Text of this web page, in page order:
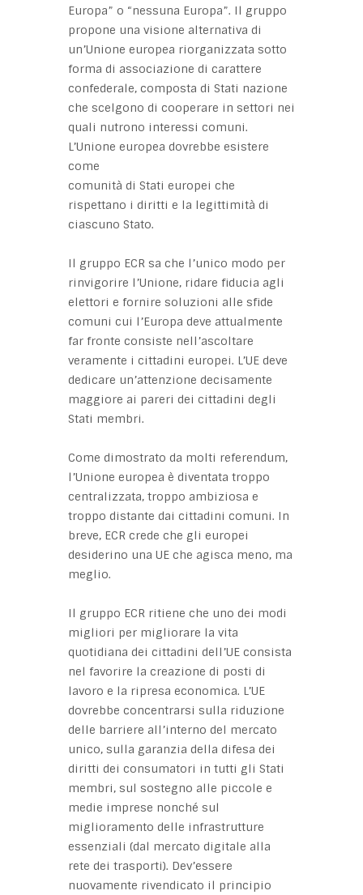
Europa” o “nessuna Europa”. Il gruppo
propone una visione alternativa di
un’Unione europea riorganizzata sotto
forma di associazione di carattere
confederale, composta di Stati nazione
che scelgono di cooperare in settori nei
quali nutrono interessi comuni.
L’Unione europea dovrebbe esistere
come
comunità di Stati europei che
rispettano i diritti e la legittimità di
ciascuno Stato.
Il gruppo ECR sa che l’unico modo per
rinvigorire l’Unione, ridare fiducia agli
elettori e fornire soluzioni alle sfide
comuni cui l’Europa deve attualmente
far fronte consiste nell’ascoltare
veramente i cittadini europei. L’UE deve
dedicare un’attenzione decisamente
maggiore ai pareri dei cittadini degli
Stati membri.
Come dimostrato da molti referendum,
l’Unione europea è diventata troppo
centralizzata, troppo ambiziosa e
troppo distante dai cittadini comuni. In
breve, ECR crede che gli europei
desiderino una UE che agisca meno, ma
meglio.
Il gruppo ECR ritiene che uno dei modi
migliori per migliorare la vita
quotidiana dei cittadini dell’UE consista
nel favorire la creazione di posti di
lavoro e la ripresa economica. L’UE
dovrebbe concentrarsi sulla riduzione
delle barriere all’interno del mercato
unico, sulla garanzia della difesa dei
diritti dei consumatori in tutti gli Stati
membri, sul sostegno alle piccole e
medie imprese nonché sul
miglioramento delle infrastrutture
essenziali (dal mercato digitale alla
rete dei trasporti). Dev’essere
nuovamente rivendicato il principio